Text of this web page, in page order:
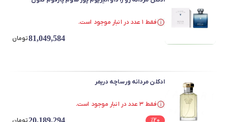
فقط ۱ عدد در انبار موجود است.
81,049,584تومان
ادکلن مردانه ورساچه دریمر
فقط ۳ عدد در انبار موجود است.
%20
20,189,294تومان